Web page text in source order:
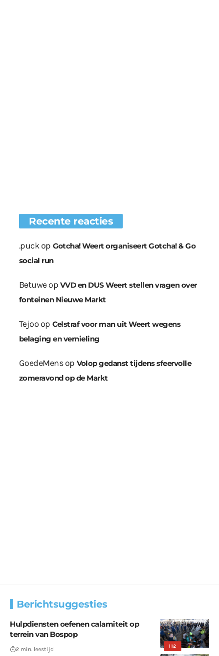
Recente reacties
.puckop Gotcha! Weert organiseert Gotcha! & Go
social run
Betuweop VVD en DUS Weert stellen vragen over
fonteinen Nieuwe Markt
Tejoo op Celstraf voor man uit Weert wegens
belaging en vernieling
GoedeMensop Volop gedanst tijdens sfeervolle
zomeravond op de Markt
Berichtsuggesties
112
Hulpdiensten oefenen calamiteit op
terrein van Bospop
2 min. leestijd